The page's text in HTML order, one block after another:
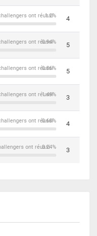
1.2%
ont réussi 4
0.94%
ont réussi 5
0.86%
ont réussi 5
1.49%
ont réussi 3
0.68%
ont réussi 4
0.24%
ont réussi 3